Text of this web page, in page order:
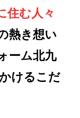
住む人々
熱き想い
ーム北九
けるこだ